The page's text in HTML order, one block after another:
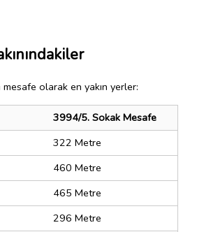
olarak en yakın yerler:
3994/5. Sokak Mesafe
322 Metre
460 Metre
465 Metre
296 Metre